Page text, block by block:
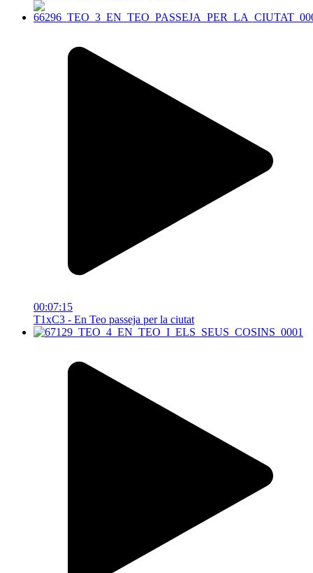
00:07:15
T1xC3 - En Teo passeja per la ciutat